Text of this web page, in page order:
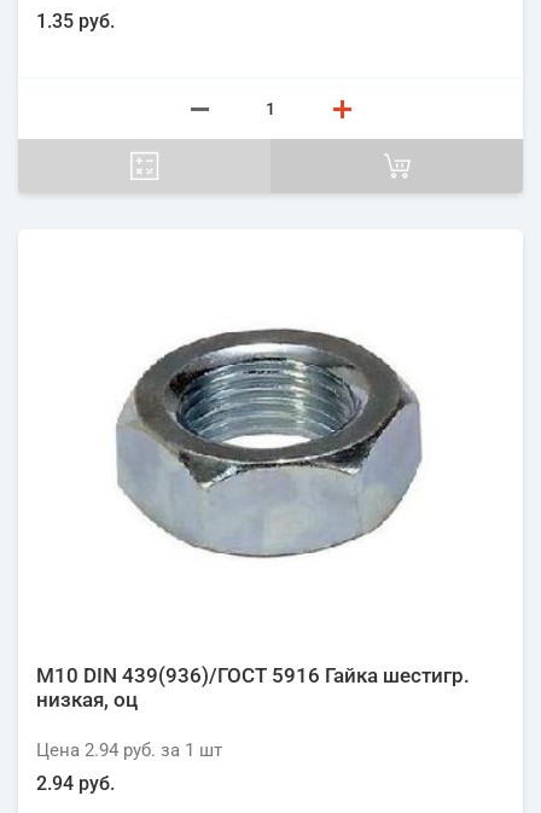
1.35 руб.
М10 DIN 439(936)/ГОСТ 5916 Гайка шестигр.
низкая, оц
Цена 2.94 руб. за 1 шт
2.94 руб.